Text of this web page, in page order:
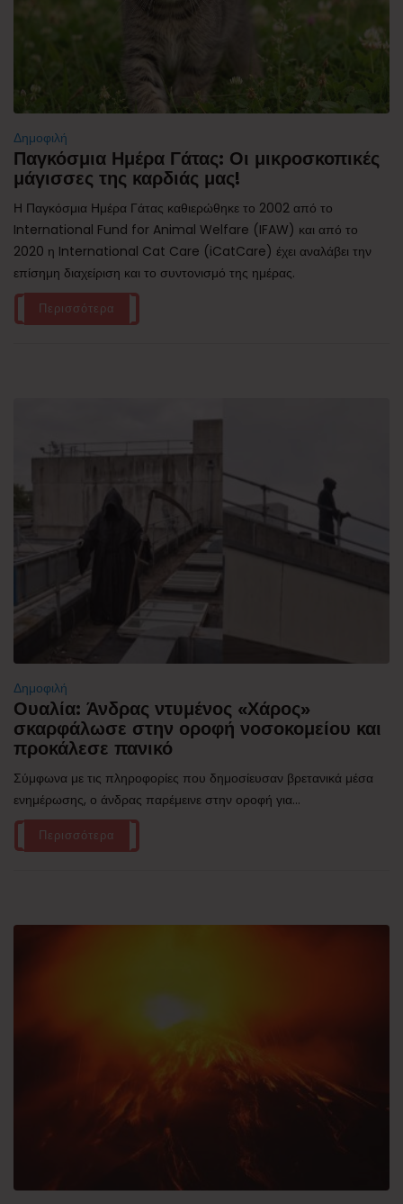
Δημοφιλή
Παγκόσμια Ημέρα Γάτας: Οι μικροσκοπικές
μάγισσες της καρδιάς μας!
Η Παγκόσμια Ημέρα Γάτας καθιερώθηκε το 2002 από το
International Fund for Animal Welfare (IFAW) και από το
2020 η International Cat Care (iCatCare) έχει αναλάβει την
επίσημη διαχείριση και το συντονισμό της ημέρας.
Περισσότερα
Δημοφιλή
Ουαλία: Άνδρας ντυμένος «Χάρος»
σκαρφάλωσε στην οροφή νοσοκομείου και
προκάλεσε πανικό
Σύμφωνα με τις πληροφορίες που δημοσίευσαν βρετανικά μέσα
ενημέρωσης, ο άνδρας παρέμεινε στην οροφή για...
Περισσότερα